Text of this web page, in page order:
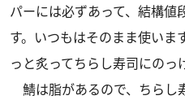
パーには必ずあって、結構値
す。いつもはそのまま使いま
っと炙ってちらし寿司にのっ
鯖は脂があるので、ちらし